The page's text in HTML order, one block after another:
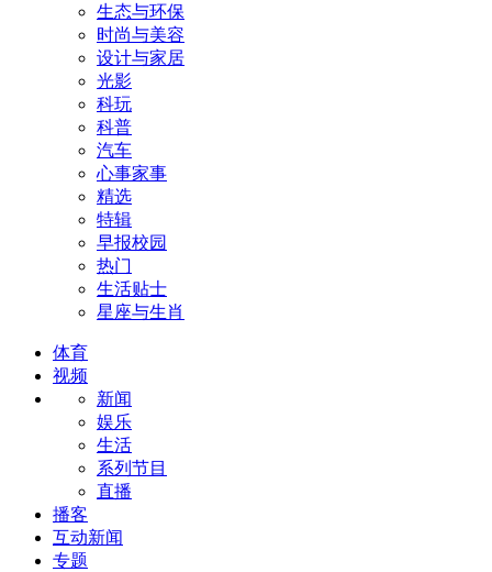
生态与环保
时尚与美容
设计与家居
光影
科玩
科普
汽车
心事家事
精选
特辑
早报校园
热门
生活贴士
星座与生肖
体育
视频
新闻
娱乐
生活
系列节目
直播
播客
互动新闻
专题